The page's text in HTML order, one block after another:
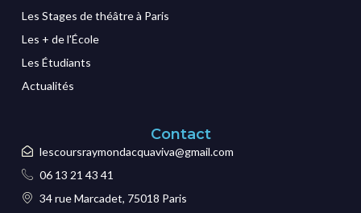
Les Stages de théâtre à Paris
Les + de l'École
Les Étudiants
Actualités
Contact
lescoursraymondacquaviva@gmail.com
06 13 21 43 41
34 rue Marcadet, 75018 Paris